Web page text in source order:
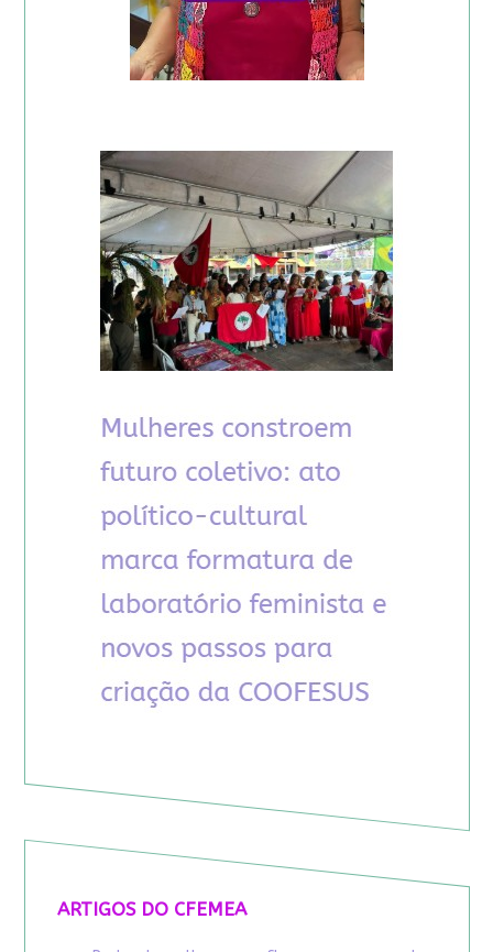
ARTIGOS DO CFEMEA